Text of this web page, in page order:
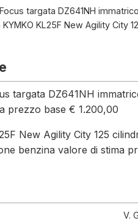
targata DZ641NH
KL25F New Agility City
targata DZ641NH
prezzo base € 1.200,00
New Agility City 125
benzina valore di stima
V.